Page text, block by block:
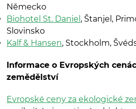
Německo
Biohotel St. Daniel , Štanjel,
Slovinsko
Kalf & Hansen, Stockholm,
Informace o Evropských
zemědělství
Evropské ceny za ekologické